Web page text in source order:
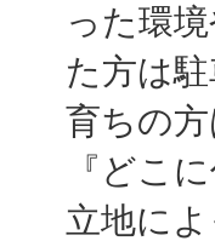
った環
た方は
育ちの
『どこ
立地に